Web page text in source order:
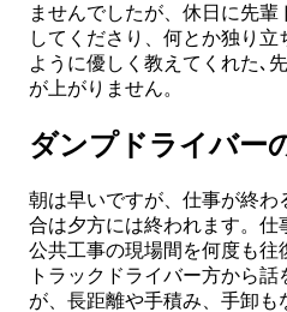
ませんでしたが、休日に先
してくださり、何とか独り
ように優しく教えてくれた､
が上がりません。
ダンプドライバー
朝は早いですが、仕事が終
合は夕方には終われます。仕
公共工事の現場間を何度も
トラックドライバー方から
が、長距離や手積み、手卸